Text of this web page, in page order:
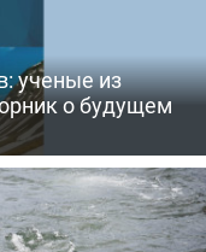
ученые из
о будущем